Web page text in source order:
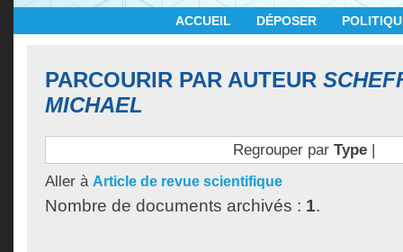
ACCUEIL DÉPOSER
PARCOURIR PAR AUTEUR
MICHAEL
Regrouper par Type|
Aller à Article de revue scientifique
Nombre de documents archivés : 1.